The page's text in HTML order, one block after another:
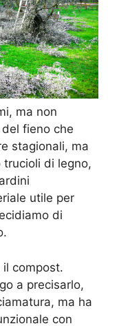
ma non
fieno che
stagionali, ma
di legno,
utile per
di
compost.
a precisarlo,
ma ha
con